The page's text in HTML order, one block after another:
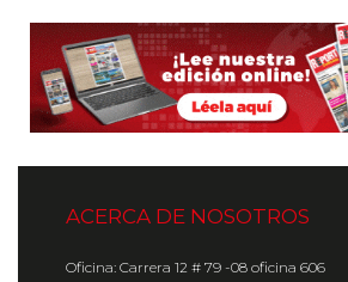
ACERCA DE NOSOTROS
Oficina: Carrera 12 # 79 -08 oficina 606